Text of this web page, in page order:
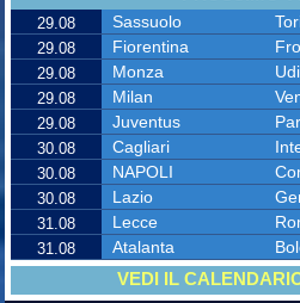
29.08 Sassuolo
29.08 Fiorentina
29.08 Monza
29.08 Milan
29.08 Juventus
30.08 Cagliari
30.08 NAPOLI
30.08 Lazio
31.08 Lecce
31.08 Atalanta
VEDI IL